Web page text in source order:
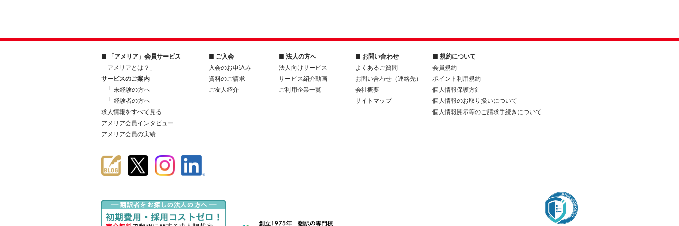
■ 「アメリア」会員サービス
「アメリアとは？」
サービスのご案内
└ 未経験の方へ
└ 経験者の方へ
求人情報をすべて見る
アメリア会員インタビュー
アメリア会員の実績
■ ご入会
入会のお申込み
資料のご請求
ご友人紹介
■ 法人の方へ
法人向けサービス
サービス紹介動画
ご利用企業一覧
■ お問い合わせ
よくあるご質問
お問い合わせ（連絡先）
会社概要
サイトマップ
■ 規約について
会員規約
ポイント利用規約
個人情報保護方針
個人情報のお取り扱いについて
個人情報開示等のご請求手続きについて